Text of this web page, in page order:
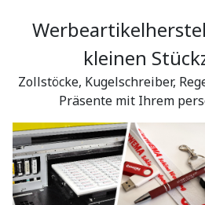
kleinen
Zollstöcke, Kugelschreiber,
Präsente mit Ihrem